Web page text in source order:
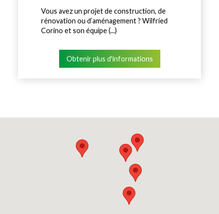
Vous avez un projet de construction, de
rénovation ou d’aménagement ? Wilfried
Corino et son équipe (...)
Obtenir plus d'informations